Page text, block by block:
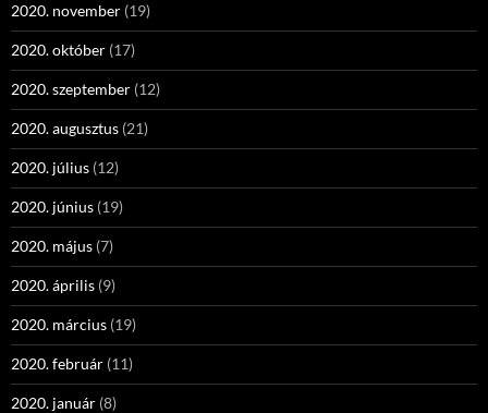
2020. november (19)
2020. október (17)
2020. szeptember (12)
2020. augusztus (21)
2020. július (12)
2020. június (19)
2020. május (7)
2020. április (9)
2020. március (19)
2020. február (11)
2020. január (8)